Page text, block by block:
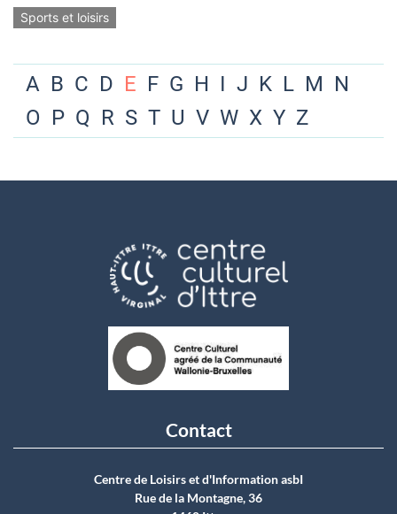
Sports et loisirs
A B C D E F G H I J K L M N
O P Q R S T U V W X Y Z
Contact
Centre de Loisirs et d'Information asbI
Rue de la Montagne, 36